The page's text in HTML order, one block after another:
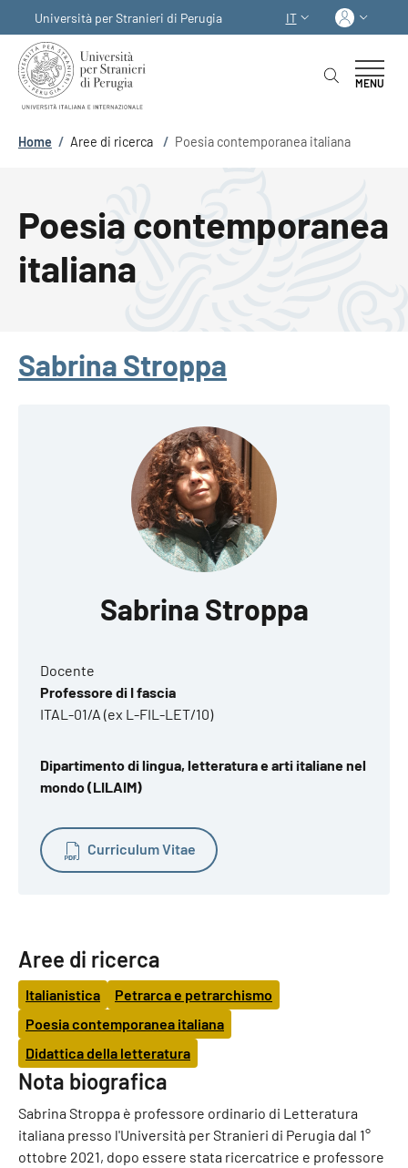
Università per Stranieri di Perugia
SELETTORE LINGUA:
IT
MENU
Briciole di pane
Home / Aree di ricerca / Poesia contemporanea italiana
Poesia contemporanea
italiana
Sabrina Stroppa
Sabrina Stroppa
Docente
Professore di I fascia
ITAL-01/A (ex L-FIL-LET/10)
Dipartimento di lingua, letteratura e arti italiane nel
mondo (LILAIM)
Curriculum Vitae
Aree di ricerca
Italianistica
Petrarca e petrarchismo
Poesia contemporanea italiana
Didattica della letteratura
Nota biografica
Sabrina Stroppa è professore ordinario di Letteratura
italiana presso l'Università per Stranieri di Perugia dal 1°
ottobre 2021, dopo essere stata ricercatrice e professore